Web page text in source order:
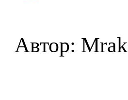
Автор: Mrak